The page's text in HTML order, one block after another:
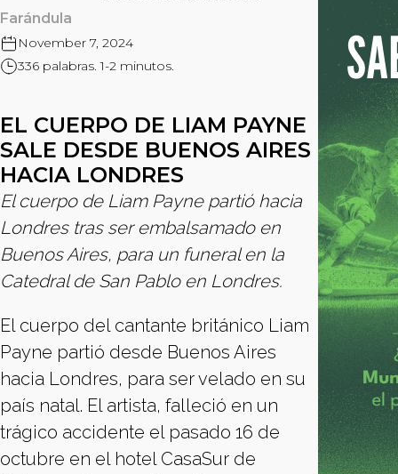
Farándula
November 7, 2024
336 palabras. 1-2 minutos.
EL CUERPO DE LIAM PAYNE
SALE DESDE BUENOS AIRES
HACIA LONDRES
El cuerpo de Liam Payne partió hacia
Londres tras ser embalsamado en
Buenos Aires, para un funeral en la
Catedral de San Pablo en Londres.
El cuerpo del cantante británico Liam
Payne partió desde Buenos Aires
hacia Londres, para ser velado en su
país natal. El artista, falleció en un
trágico accidente el pasado 16 de
octubre en el hotel CasaSur de